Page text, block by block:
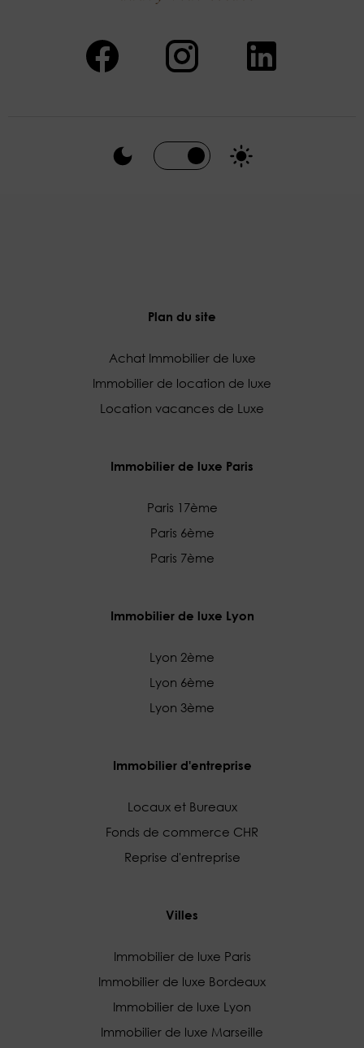
Plan du site
Achat Immobilier de luxe
Immobilier de location de luxe
Location vacances de Luxe
Immobilier de luxe Paris
Paris 17ème
Paris 6ème
Paris 7ème
Immobilier de luxe Lyon
Lyon 2ème
Lyon 6ème
Lyon 3ème
Immobilier d'entreprise
Locaux et Bureaux
Fonds de commerce CHR
Reprise d'entreprise
Villes
Immobilier de luxe Paris
Immobilier de luxe Bordeaux
Immobilier de luxe Lyon
Immobilier de luxe Marseille